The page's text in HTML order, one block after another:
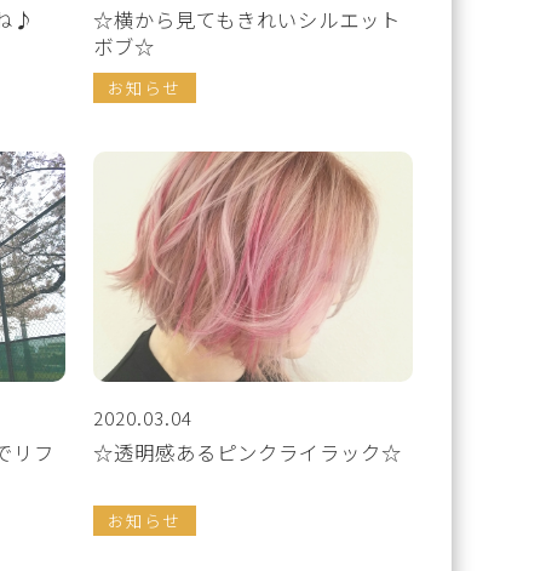
♪
☆横から見てもきれいシルエット
ボブ☆
お知らせ
リフ
2020.03.04
☆透明感あるピンクライラック☆
お知らせ